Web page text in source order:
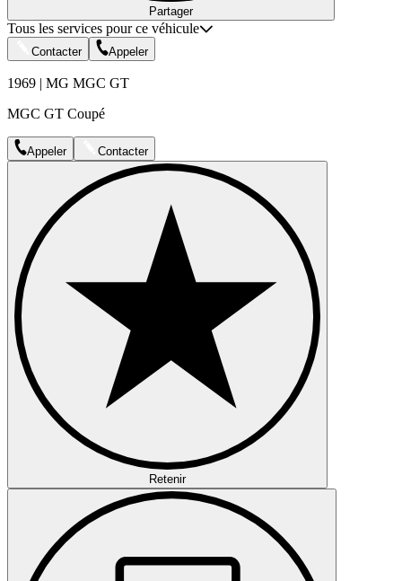
Partager
Tous les services pour ce véhicule
Contacter Appeler
1969 | MG MGC GT
MGC GT Coupé
Appeler Contacter
Retenir